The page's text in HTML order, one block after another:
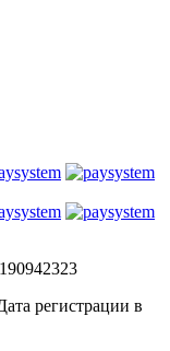
регистрации в